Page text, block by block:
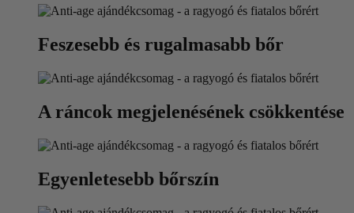
Feszesebb és rugalmasabb bőr
A ráncok megjelenésének csökkentése
Egyenletesebb bőrszín